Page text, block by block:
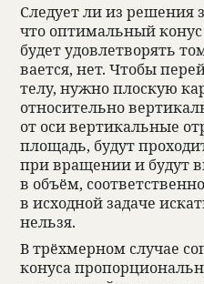
Сле­дует ли из реше­ния
что оптималь­ный
будет удо­вле­тво­рять
ва­ется, нет. Чтобы
телу, нужно плос­кую
отно­си­тельно
от оси вер­ти­каль­ные
площадь, будут
при враще­нии и будут
в объём,
в исход­ной задаче
нельзя.
В трёхмер­ном слу­чае
конуса